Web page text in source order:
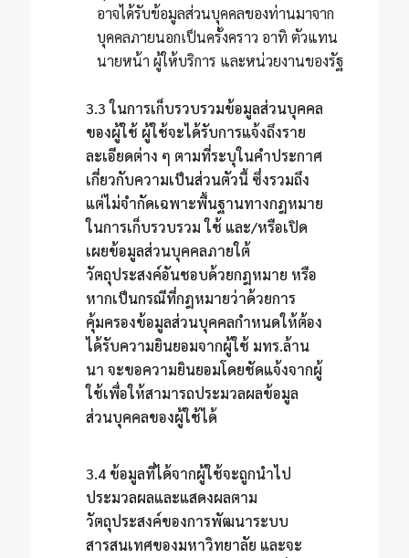
อาจได้รับข้อมูลส่วนบุคคลของท่านมาจาก
บุคคลภายนอกเป็นครั้งคราว อาทิ ตัวแทน
นายหน้า ผู้ให้บริการ และหน่วยงานของรัฐ
3.3 ในการเก็บรวบรวมข้อมูลส่วนบุคคล
ของผู้ใช้ ผู้ใช้จะได้รับการแจ้งถึงราย
ละเอียดต่าง ๆ ตามที่ระบุในคำประกาศ
เกี่ยวกับความเป็นส่วนตัวนี้ ซึ่งรวมถึง
แต่ไม่จำกัดเฉพาะพื้นฐานทางกฎหมาย
ในการเก็บรวบรวม ใช้ และ/หรือเปิด
เผยข้อมูลส่วนบุคคลภายใต้
วัตถุประสงค์อันชอบด้วยกฎหมาย หรือ
หากเป็นกรณีที่กฎหมายว่าด้วยการ
คุ้มครองข้อมูลส่วนบุคคลกำหนดให้ต้อง
ได้รับความยินยอมจากผู้ใช้ มทร.ล้าน
นา จะขอความยินยอมโดยชัดแจ้งจากผู้
ใช้เพื่อให้สามารถประมวลผลข้อมูล
ส่วนบุคคลของผู้ใช้ได้
3.4 ข้อมูลที่ได้จากผู้ใช้จะถูกนำไป
ประมวลผลและแสดงผลตาม
วัตถุประสงค์ของการพัฒนาระบบ
สารสนเทศของมหาวิทยาลัย และจะ